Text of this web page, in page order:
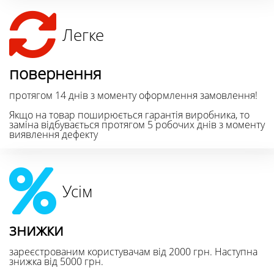
Легке
повернення
протягом 14 днів з моменту оформлення замовлення!
Якщо на товар поширюється гарантія виробника, то
заміна відбувається протягом 5 робочих днів з моменту
виявлення дефекту
Усім
знижки
зареєстрованим користувачам від 2000 грн. Наступна
знижка від 5000 грн.